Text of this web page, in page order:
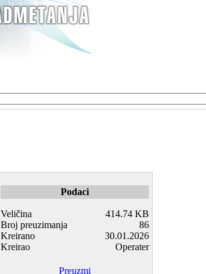
Podaci
Veličina
414.74 KB
Broj preuzimanja
86
Kreirano
30.01.2026
Kreirao
Operater
Preuzmi